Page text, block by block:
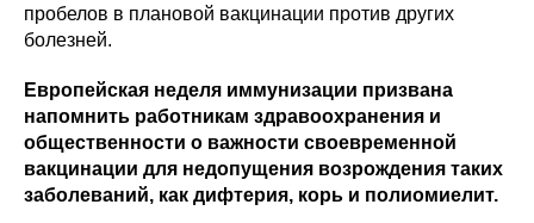
пробелов в плановой вакцинации против других
болезней.
Европейская неделя иммунизации призвана
напомнить работникам здравоохранения и
общественности о важности своевременной
вакцинации для недопущения возрождения таких
заболеваний, как дифтерия, корь и полиомиелит.